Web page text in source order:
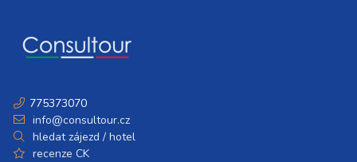
775373070
info@consultour.cz
hledat zájezd / hotel
recenze CK